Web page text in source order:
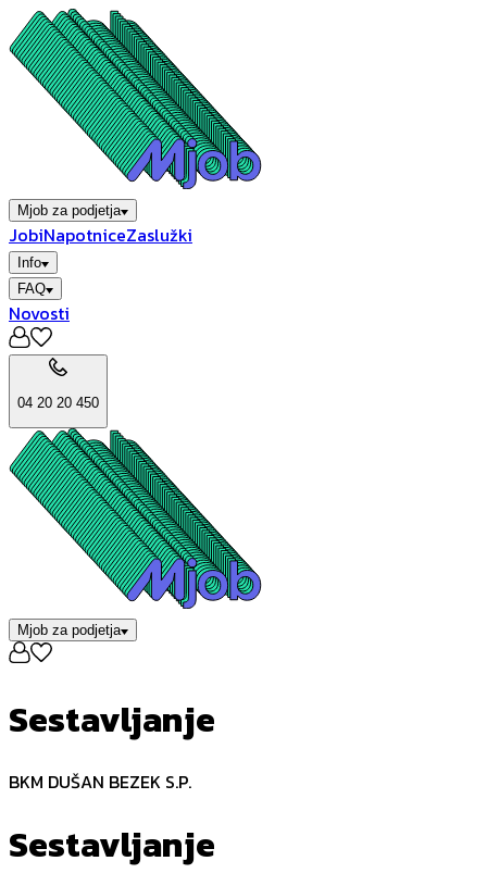
Mjob za podjetja
JobiNapotniceZaslužki
Info
FAQ
Novosti
04 20 20 450
Mjob za podjetja
Sestavljanje
BKM DUŠAN BEZEK S.P.
Sestavljanje